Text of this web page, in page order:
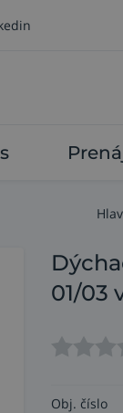
01/03
Obj. číslo